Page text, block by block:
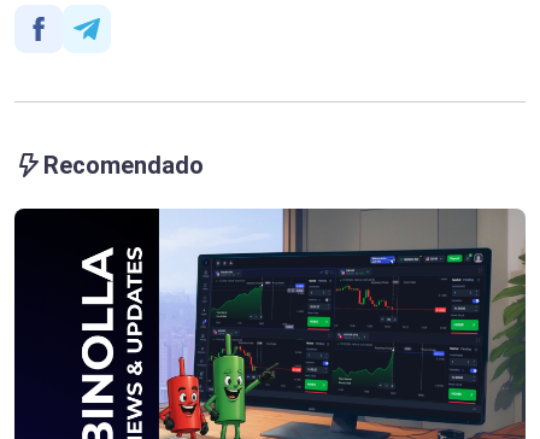
Recomendado